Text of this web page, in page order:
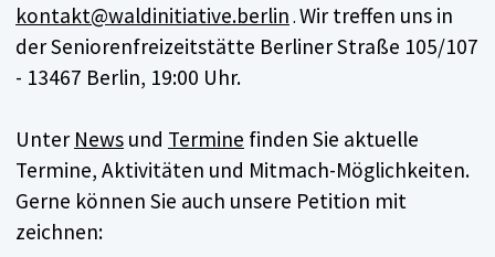
kontakt@waldinitiative.berlin.Wir treffen uns in
derSeniorenfreizeitstätte Berliner Straße 105/107
- 13467 Berlin, 19:00 Uhr.
Unter News und Termine finden Sie aktuelle
Termine, Aktivitäten und Mitmach-Möglichkeiten.
Gerne können Sie auch unsere Petition mit
zeichnen: